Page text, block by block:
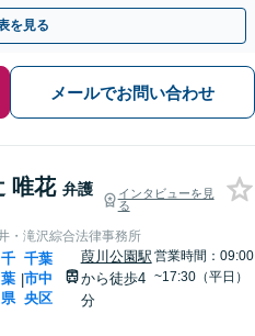
24時間受付】
を見る
メールでお問い合わせ
唯花 弁護
インタビューを見
る
・滝沢綜合法律事務所
千
葉
県
|
千葉
市中
央区
葭川公園駅
から徒歩4
分
営業時間：09:00
~17:30（平日）